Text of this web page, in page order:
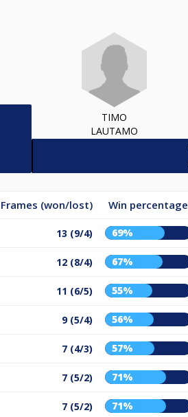
TIMO
LAUTAMO
Frames (won/lost) Win percentage
13 (9/4) 69%
12 (8/4) 67%
11 (6/5) 55%
9 (5/4) 56%
7 (4/3) 57%
7 (5/2) 71%
7 (5/2) 71%